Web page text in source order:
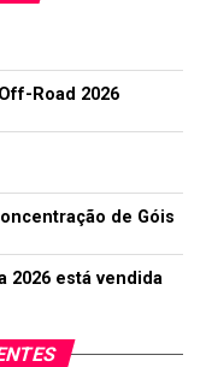
Road 2026
de Góis
2026 está vendida